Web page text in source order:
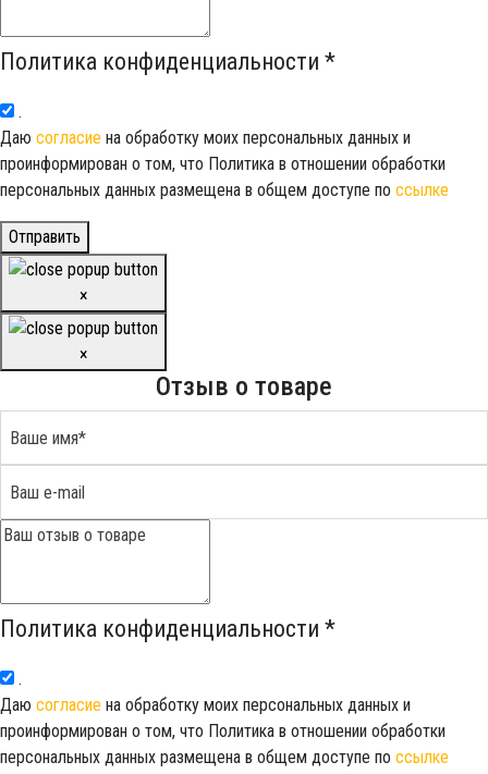
Политика конфиденциальности *
.
Даю согласие на обработку моих персональных данных и
проинформирован о том, что Политика в отношении обработки
персональных данных размещена в общем доступе по ссылке
Отправить
×
×
Отзыв о товаре
Политика конфиденциальности *
.
Даю согласие на обработку моих персональных данных и
проинформирован о том, что Политика в отношении обработки
персональных данных размещена в общем доступе по ссылке